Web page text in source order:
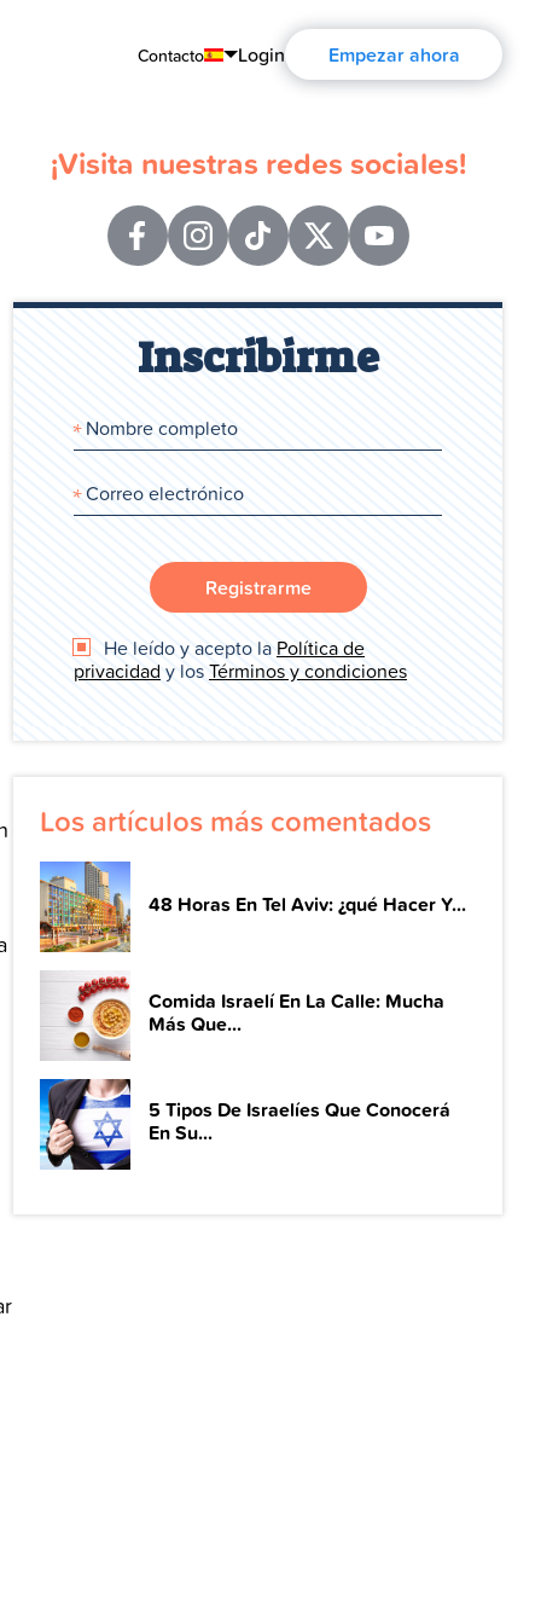
Contacto
Português
Español
Français
Deutsch
Русский
Login Empezar ahora
¡Visita nuestras redes sociales!
Inscribirme
Registrarme
He leído y acepto la Política de
privacidad y losTérminos y condiciones
Los artículos más comentados
48 Horas En Tel Aviv: ¿qué Hacer Y...
Comida Israelí En La Calle: Mucha
Más Que...
5 Tipos De Israelíes Que Conocerá
En Su...